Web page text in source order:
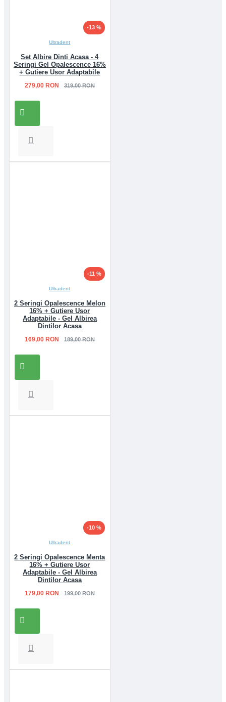
-13 %
Ultradent
Set Albire Dinti Acasa - 4
Seringi Gel Opalescence 16%
+ Gutiere Usor Adaptabile
279,00 RON 319,00 RON
-11 %
Ultradent
2 Seringi Opalescence Melon
16% + Gutiere Usor
Adaptabile - Gel Albirea
Dintilor Acasa
169,00 RON 189,00 RON
-10 %
Ultradent
2 Seringi Opalescence Menta
16% + Gutiere Usor
Adaptabile - Gel Albirea
Dintilor Acasa
179,00 RON 199,00 RON